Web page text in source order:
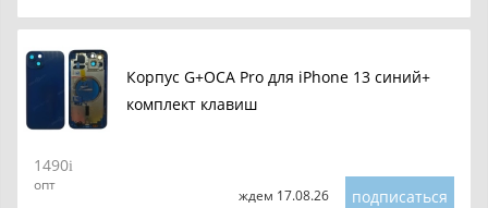
Корпус G+OCA Pro для iPhone 13 синий+
комплект клавиш
1490
опт
ждем 17.08.26 подписаться